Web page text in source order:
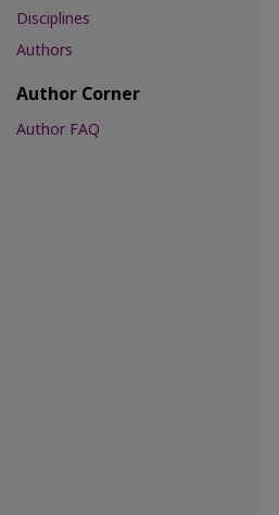
Disciplines
Authors
Author Corner
Author FAQ